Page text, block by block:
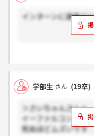
インターンに選考ど
学部生 さん (19卒)
＞さいちゃんさんへ
イーファルコンです。
死ぬほどムズいです